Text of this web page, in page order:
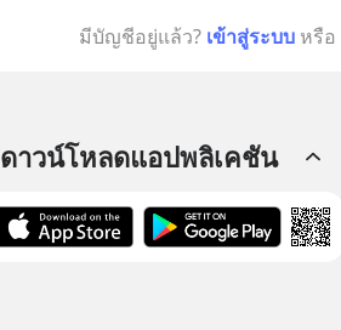
มีบัญชีอยู่แล้ว? เข้าสู่ระบบ หรือ
ดาวน์โหลดแอปพลิเคชัน